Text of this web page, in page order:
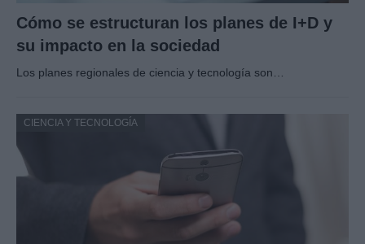
Cómo se estructuran los planes de I+D y
su impacto en la sociedad
Los planes regionales de ciencia y tecnología son…
CIENCIA Y TECNOLOGÍA